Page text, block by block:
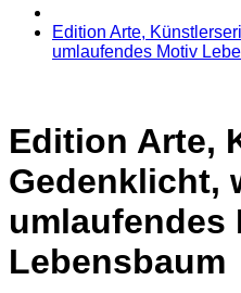
Edition Arte,
umlaufendes Motiv
Edition Arte,
Gedenklicht,
umlaufendes
Lebensbaum